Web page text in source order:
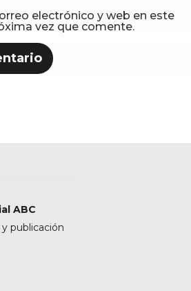
electrónico y web en este
vez que comente.
ABC
publicación